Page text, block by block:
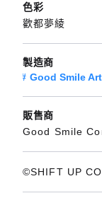
色彩
歡都夢綾
製造商
Good Smile
販售商
Good Smile
©SHIFT UP